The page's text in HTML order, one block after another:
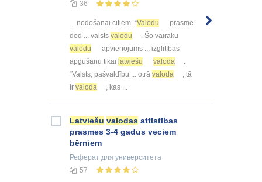
36
... nodošanai citiem. “Valodu
prasme
dod ... valsts valodu
. Šo vairāku
valodu
apvienojums ... izglītības
apgūšanu tikai latviešu valodā
“Valsts, pašvaldību ... otrā valoda
, tā
ir valoda , kas ...
Latviešu valodas attīstības
prasmes 3-4 gadus veciem
bērniem
Реферат для университета
57